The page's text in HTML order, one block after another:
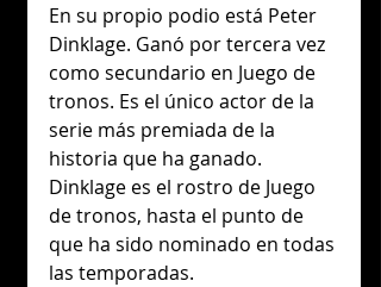
En su propio podio está Peter
Dinklage. Ganó por tercera vez
como secundario en Juego de
tronos. Es el único actor de la
serie más premiada de la
historia que ha ganado.
Dinklage es el rostro de Juego
de tronos, hasta el punto de
que ha sido nominado en todas
las temporadas.